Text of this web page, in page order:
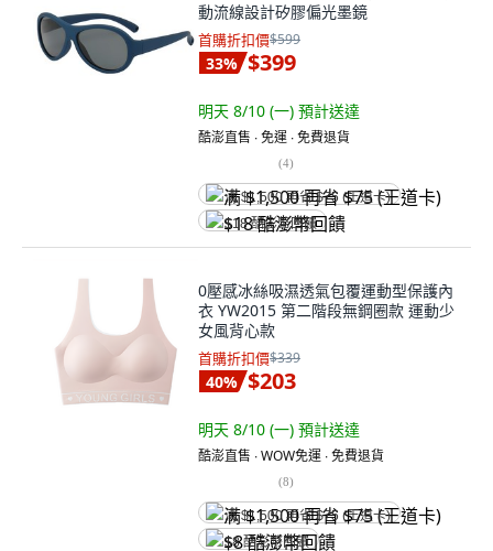
動流線設計矽膠偏光墨鏡
首購折扣價$599
33% $399
明天 8/10 (一) 預計送達
酷澎直售 ∙ 免運 ∙ 免費退貨
(4)
满 $1,500 再省 $75 (王道卡)
$18 酷澎幣回饋
0壓感冰絲吸濕透氣包覆運動型保護內
衣 YW2015 第二階段無鋼圈款 運動少
女風背心款
首購折扣價$339
40% $203
明天 8/10 (一) 預計送達
酷澎直售 ∙ WOW免運 ∙ 免費退貨
(8)
满 $1,500 再省 $75 (王道卡)
$8 酷澎幣回饋